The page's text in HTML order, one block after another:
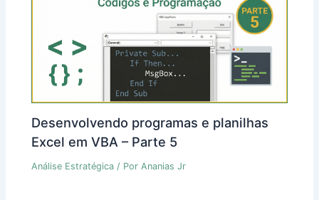
Desenvolvendo programas e planilhas
Excel em VBA – Parte 5
Análise Estratégica / PorAnanias Jr